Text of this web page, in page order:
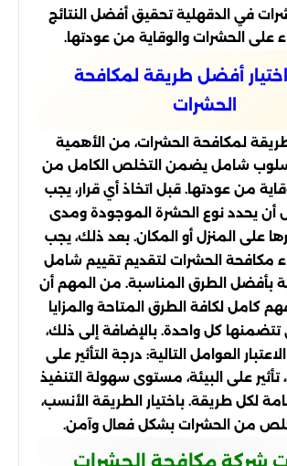
في الدقهلية تحقيق أفضل النتائج
على الحشرات والوقاية من عودتها.
أفضل طريقة لمكافحة
الحشرات
طريقة لمكافحة الحشرات، من الأهمية
أسلوب شامل يضمن التخلص الكامل من
من عودتها. قبل اتخاذ أي قرار، يجب
يحدد نوع الحشرة الموجودة ومدى
على المنزل أو المكان. بعد ذلك، يجب
مكافحة الحشرات لتقديم تقييم شامل
بأفضل الطرق المناسبة. من المهم أن
كامل لكافة الطرق المتاحة والمزايا
تتضمنها كل واحدة. بالإضافة إلى ذلك،
العوامل التالية: درجة التأثير على
على البيئة، مستوى سهولة التنفيذ
لكل طريقة. باختيار الطريقة الأنسب،
من الحشرات بشكل فعال وآمن.